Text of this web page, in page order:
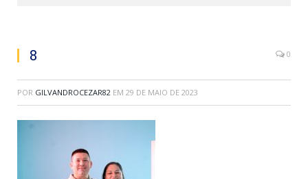
8 0
POR GILVANDROCEZAR82 EM 29 DE MAIO DE 2023